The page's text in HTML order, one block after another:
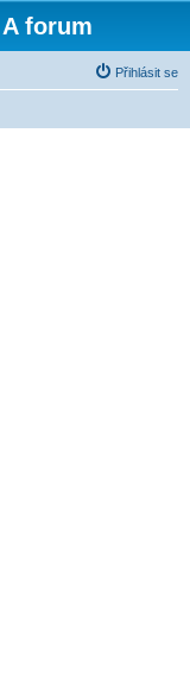
forum
Přihlásit se